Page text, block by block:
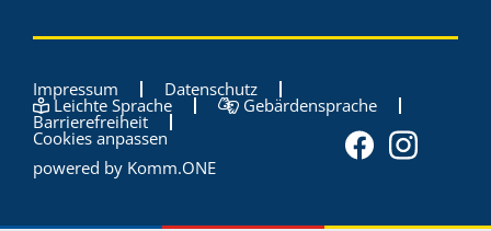
Impressum Datenschutz
Leichte Sprache Gebärdensprache
Barrierefreiheit
Cookies anpassen
powered by Komm.ONE